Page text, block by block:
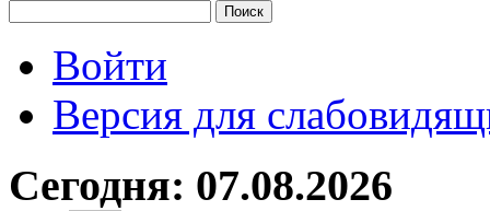
Войти
Версия для
Сегодня: 07.08.2026